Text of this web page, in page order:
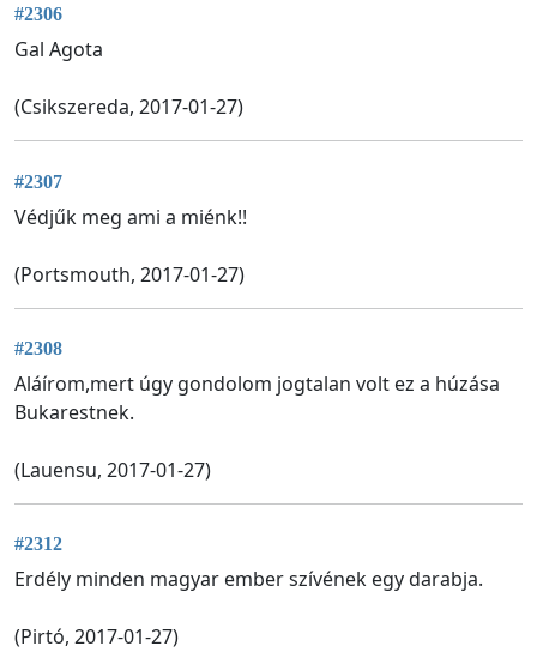
#2306
Gal Agota
(Csikszereda, 2017-01-27)
#2307
Védjűk meg ami a miénk!!
(Portsmouth, 2017-01-27)
#2308
Aláírom,mert úgy gondolom jogtalan volt ez a húzása
Bukarestnek.
(Lauensu, 2017-01-27)
#2312
Erdély minden magyar ember szívének egy darabja.
(Pirtó, 2017-01-27)